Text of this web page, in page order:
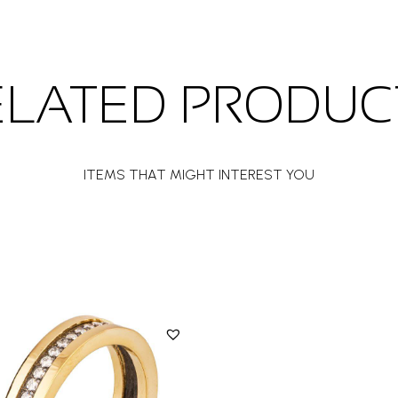
ITEMS THAT MIGHT INTEREST YOU